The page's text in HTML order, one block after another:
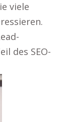
viele
des SEO-